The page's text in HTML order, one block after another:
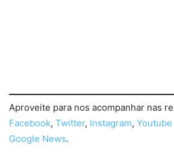
Aproveite para nos acompanhar nas
Facebook, Twitter, Instagram, Youtube
Google News.